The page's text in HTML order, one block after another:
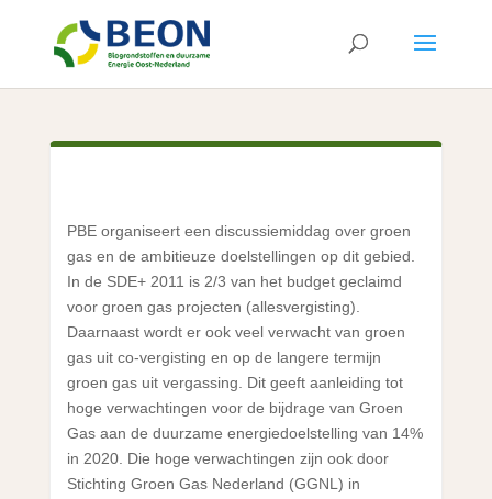
PBE organiseert een discussiemiddag over groen
gas en de ambitieuze doelstellingen op dit gebied.
In de SDE+ 2011 is 2/3 van het budget geclaimd
voor groen gas projecten (allesvergisting).
Daarnaast wordt er ook veel verwacht van groen
gas uit co-vergisting en op de langere termijn
groen gas uit vergassing. Dit geeft aanleiding tot
hoge verwachtingen voor de bijdrage van Groen
Gas aan de duurzame energiedoelstelling van 14%
in 2020. Die hoge verwachtingen zijn ook door
Stichting Groen Gas Nederland (GGNL) in